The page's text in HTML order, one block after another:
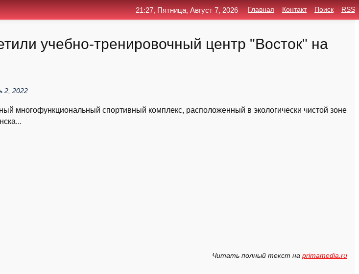
учебно-тренировочный центр "Восток" на
2, 2022
многофункциональный спортивный комплекс, расположенный в экологически чистой зоне
Читать полный текст на primamedia.ru
21:27, Пятница, Август 7, 2026 Главная Контакт Поиск RSS